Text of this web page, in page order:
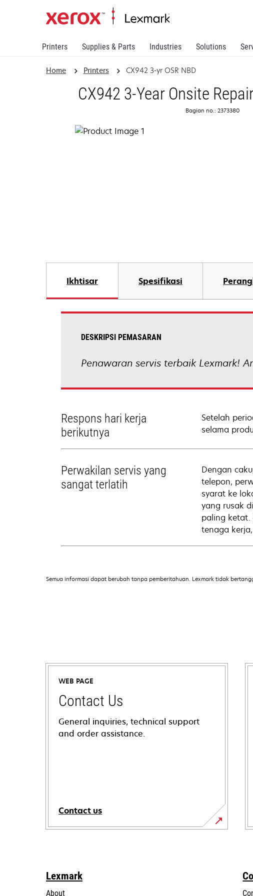
Printers Supplies & Parts Industries Solutions
Home Printers CX942 3-yr OSR NBD
CX942 3-Year Onsite
Bagian no.: 2373380
Ikhtisar Spesifikasi
DESKRIPSI PEMASARAN
Penawaran servis terbaik Lexmark!
Respons hari kerja
berikutnya
Setelah
selama
Perwakilan servis yang
sangat terlatih
Dengan
telepon,
syarat ke
yang rusak
paling ketat.
tenaga
Semua informasi dapat berubah tanpa pemberitahuan. Lexmark tidak
WEB PAGE
Contact Us
General inquiries, technical support
and order assistance.
Contact us
Lexmark
About